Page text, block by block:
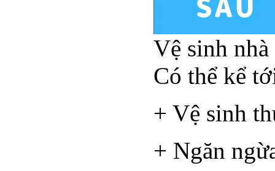
Vệ sinh
Có thể kể
+ Vệ sinh
+ Ngăn